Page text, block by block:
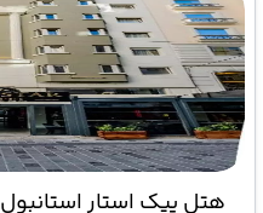
هتل پیک استار استانبول